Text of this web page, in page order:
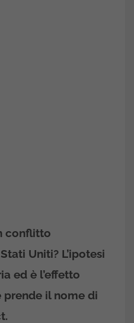
conflitto
Uniti? L’ipotesi
ed è l’effetto
prende il nome di